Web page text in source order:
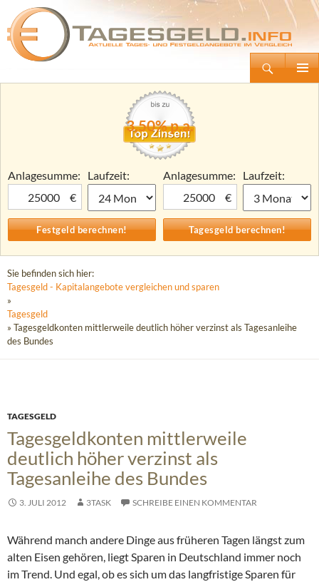
Tagesgeld.info – Tagesgeldkonten vergleichen und Tagesgeld-Zinsen berechnen
Zum
3,50% p.a.
Anlagesumme:
€
Laufzeit:
Anlagesumme:
€
Laufzeit:
Sie befinden sich hier:
Tagesgeld - Kapitalangebote vergleichen und sparen
»
Tagesgeld
» Tagesgeldkonten mittlerweile deutlich höher verzinst als Tagesanleihe
des Bundes
TAGESGELD
Tagesgeldkonten mittlerweile
deutlich höher verzinst als
Tagesanleihe des Bundes
3. JULI 2012 3TASK SCHREIBE EINEN KOMMENTAR
Während manch andere Dinge aus früheren Tagen längst zum
alten Eisen gehören, liegt Sparen in Deutschland immer noch
im Trend. Und egal, ob es sich um das langfristige Sparen für